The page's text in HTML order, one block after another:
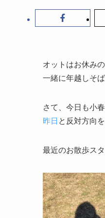
オットはお休み
一緒に年越しそ
さて、今日も小
昨日 と反対方向
最近のお散歩ス